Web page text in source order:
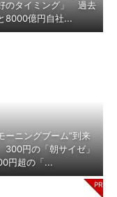
のタイミング」 過去
8000億円自社...
ーニングブーム”到来
円の「朝サイゼ」
円超の「...